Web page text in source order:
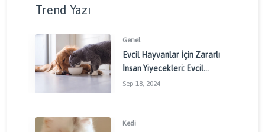
Trend Yazı
Genel
Evcil Hayvanlar İçin Zararlı
İnsan Yiyecekleri: Evcil
Dostlarınızı Korumak İçin
Sep 18, 2024
Kedi